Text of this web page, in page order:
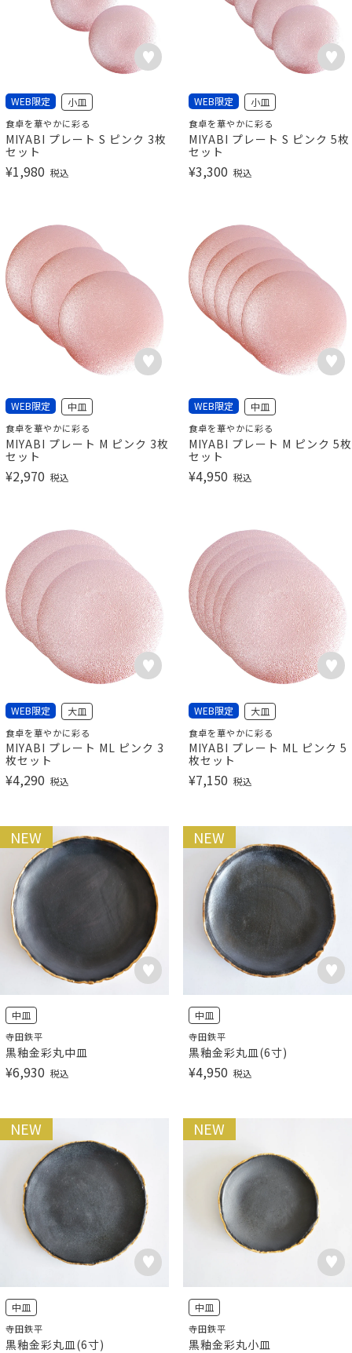
WEB限定 小皿
食卓を華やかに彩る
MIYABI プレート S ピンク 3枚
セット
¥1,980 税込
WEB限定 小皿
食卓を華やかに彩る
MIYABI プレート S ピンク 5枚
セット
¥3,300 税込
WEB限定 中皿
食卓を華やかに彩る
MIYABI プレート M ピンク 3枚
セット
¥2,970 税込
WEB限定 中皿
食卓を華やかに彩る
MIYABI プレート M ピンク 5枚
セット
¥4,950 税込
WEB限定 大皿
食卓を華やかに彩る
MIYABI プレート ML ピンク 3
枚セット
¥4,290 税込
WEB限定 大皿
食卓を華やかに彩る
MIYABI プレート ML ピンク 5
枚セット
¥7,150 税込
NEW
中皿
寺田鉄平
黒釉金彩丸中皿
¥6,930 税込
NEW
中皿
寺田鉄平
黒釉金彩丸皿(6寸)
¥4,950 税込
NEW
中皿
寺田鉄平
黒釉金彩丸皿(6寸)
NEW
中皿
寺田鉄平
黒釉金彩丸小皿